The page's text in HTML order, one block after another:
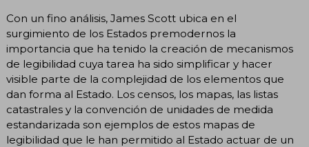
Con un fino análisis, James Scott ubica en el
surgimiento de los Estados premodernos la
importancia que ha tenido la creación de mecanismos
de legibilidad cuya tarea ha sido simplificar y hacer
visible parte de la complejidad de los elementos que
dan forma al Estado. Los censos, los mapas, las listas
catastrales y la convención de unidades de medida
estandarizada son ejemplos de estos mapas de
legibilidad que le han permitido al Estado actuar de un